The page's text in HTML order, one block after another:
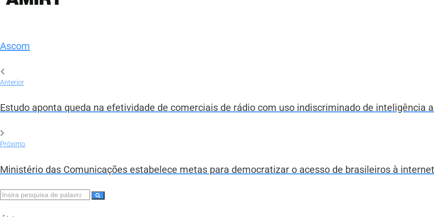
Ascom
Anterior
Estudo aponta queda na efetividade de comerciais de rádio com uso indiscriminado de inteligência
Próximo
Ministério das Comunicações estabelece metas para democratizar o acesso de brasileiros à internet